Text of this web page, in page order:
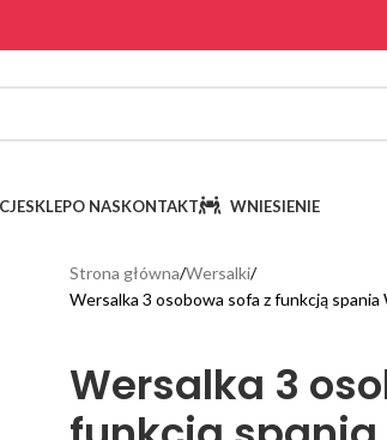
SKLEPO NASKONTAKT WNIESIENIE
Strona główna Wersalki
Wersalka 3 osobowa sofa z funkcją spania
Wersalka 3